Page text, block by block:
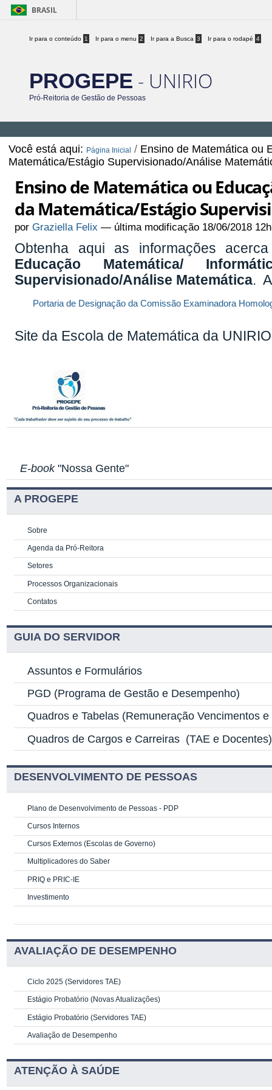
BRASIL
Ir para o conteúdo 1 Ir para o menu 2 Ir para a Busca 3 Ir para o rodapé 4
PROGEPE - UNIRIO
Pró-Reitoria de Gestão de Pessoas
Você está aqui: Página Inicial / Ensino de Matemática ou
Matemática/Estágio Supervisionado/Análise
Ensino de Matemática ou
da Matemática/Estágio
porGraziella Felix — última modificação 18/06/2018
Obtenha aqui as informações
Educação Matemática/
Supervisionado/Análise Matemática.
Portaria de Designação da Comissão Examinadora
Site da Escola de Matemática da
E-book"Nossa Gente"
A PROGEPE
Sobre
Agenda da Pró-Reitora
Setores
Processos Organizacionais
Contatos
GUIA DO SERVIDOR
Assuntos e Formulários
PGD (Programa de Gestão e Desempenho)
Quadros e Tabelas (Remuneração Vencimentos
Quadros de Cargos e Carreiras (TAE e Docentes)
DESENVOLVIMENTO DE PESSOAS
Plano de Desenvolvimento de Pessoas - PDP
Cursos Internos
Cursos Externos (Escolas de Governo)
Multiplicadores do Saber
PRIQ e PRIC-IE
Investimento
AVALIAÇÃO DE DESEMPENHO
Ciclo 2025 (Servidores TAE)
Estágio Probatório (Novas Atualizações)
Estágio Probatório (Servidores TAE)
Avaliação de Desempenho
ATENÇÃO À SAÚDE